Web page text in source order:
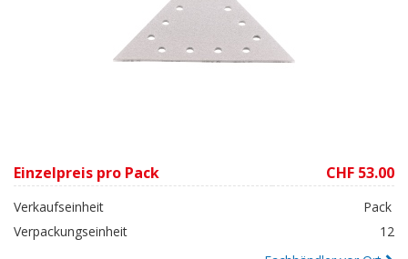
Einzelpreis pro Pack CHF 53.00
Verkaufseinheit
Pack
Verpackungseinheit
12